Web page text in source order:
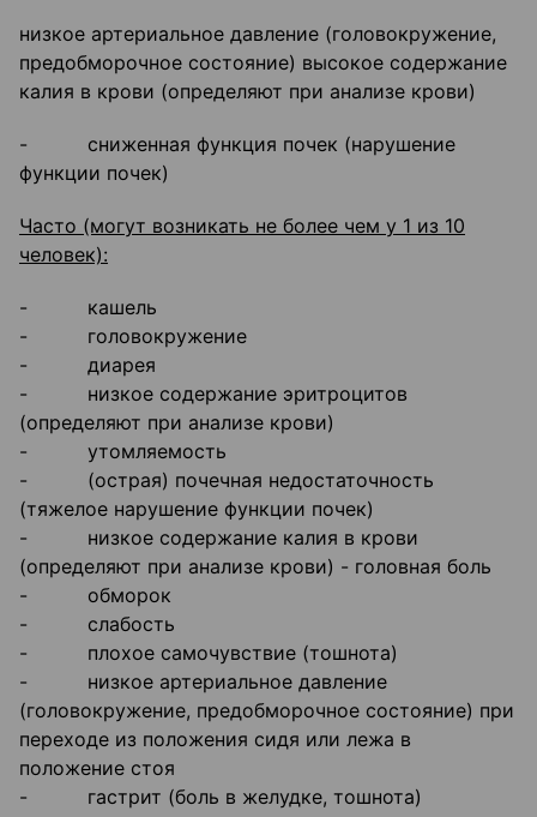
низкое артериальное давление (головокружение,
предобморочное состояние) высокое содержание
калия в крови (определяют при анализе крови)
- сниженная функция почек (нарушение
функции почек)
Часто (могут возникать не более чем у 1 из 10
человек):
- кашель
- головокружение
- диарея
- низкое содержание эритроцитов
(определяют при анализе крови)
- утомляемость
- (острая) почечная недостаточность
(тяжелое нарушение функции почек)
- низкое содержание калия в крови
(определяют при анализе крови) - головная боль
- обморок
- слабость
- плохое самочувствие (тошнота)
- низкое артериальное давление
(головокружение, предобморочное состояние) при
переходе из положения сидя или лежа в
положение стоя
- гастрит (боль в желудке, тошнота)